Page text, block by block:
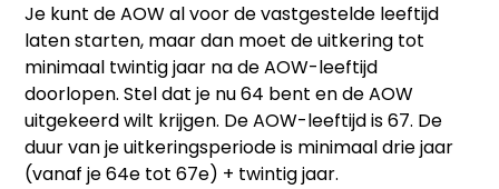
Je kunt de AOW al voor de vastgestelde leeftijd
laten starten, maar dan moet de uitkering tot
minimaal twintig jaar na de AOW-leeftijd
doorlopen. Stel dat je nu 64 bent en de AOW
uitgekeerd wilt krijgen. De AOW-leeftijd is 67. De
duur van je uitkeringsperiode is minimaal drie jaar
(vanaf je 64e tot 67e) + twintig jaar.